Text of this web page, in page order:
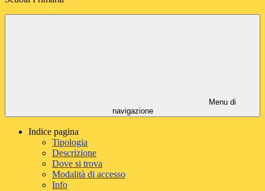
Menu di
navigazione
Indice pagina
Tipologia
Descrizione
Dove si trova
Modalità di accesso
Info